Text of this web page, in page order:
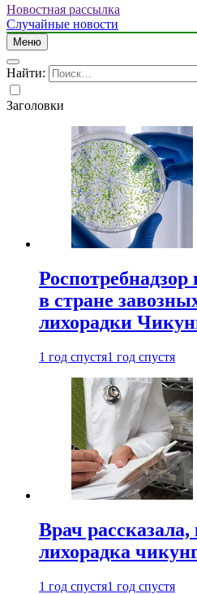
Новостная рассылка
Случайные новости
Меню
Найти:
Заголовки
в стране
лихорадки
1 год спустя1 год спустя
Врач
лихорадка
1 год спустя1 год спустя